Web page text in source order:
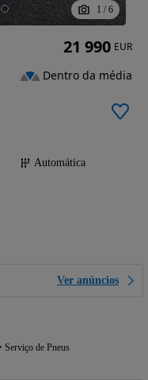
1 / 6
Automática
Ver anúncios
Serviço de Pneus
21 990 EUR
Dentro da média